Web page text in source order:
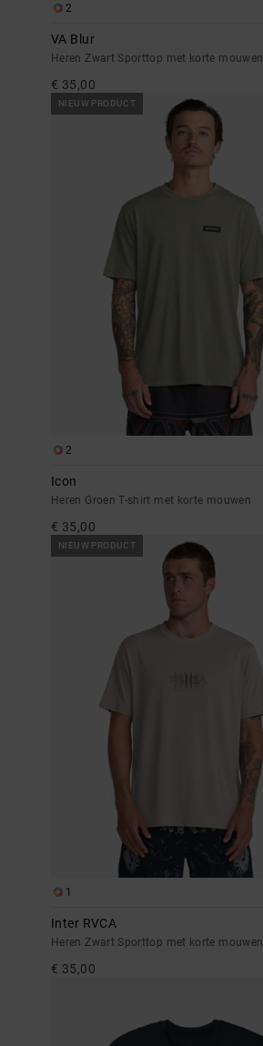
2
VA Blur
Heren Zwart Sporttop met korte mouwen
€ 35,00
NIEUW PRODUCT
2
Icon
Heren Groen T-shirt met korte mouwen
€ 35,00
NIEUW PRODUCT
1
Inter RVCA
Heren Zwart Sporttop met korte mouwen
€ 35,00